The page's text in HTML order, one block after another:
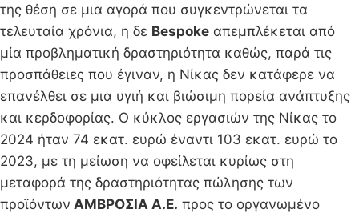
της θέση σε μια αγορά που συγκεντρώνεται τα
τελευταία χρόνια, η δε Bespoke απεμπλέκεται από
μία προβληματική δραστηριότητα καθώς, παρά τις
προσπάθειες που έγιναν, η Νίκας δεν κατάφερε να
επανέλθει σε μια υγιή και βιώσιμη πορεία ανάπτυξης
και κερδοφορίας. Ο κύκλος εργασιών της Νίκας το
2024 ήταν 74 εκατ. ευρώ έναντι 103 εκατ. ευρώ το
2023, με τη μείωση να οφείλεται κυρίως στη
μεταφορά της δραστηριότητας πώλησης των
προϊόντων ΑΜΒΡΟΣΙΑ A.E. προς το οργανωμένο